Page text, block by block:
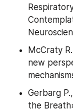
McCraty
new
Gerbarg
the